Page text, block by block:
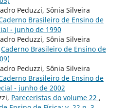
Peduzzi, Sônia Silveira
Brasileiro de Ensino de
- junho de 1990
Peduzzi, Sônia Silveira
Caderno Brasileiro de Ensino de
Peduzzi, Sônia Silveira
Brasileiro de Ensino de
- junho de 2002
Pareceristas do volume 22 ,